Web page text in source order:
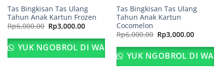
Tas Bingkisan Tas Ulang
Tahun Anak Kartun Frozen
Rp6,000.00 Harga
aslinya
adalah:
Rp6,000.00.
Rp3,000.00Harga
ini
adalah:
Rp3,000.00.
YUK NGOBROL DI WA
Tas Bingkisan Tas Ulang
Tahun Anak Kartun
Cocomelon
Rp6,000.00 Harga
aslinya
adalah:
Rp6,000.00.
Rp3,000.00Harga
ini
adalah:
YUK NGOBROL DI WA